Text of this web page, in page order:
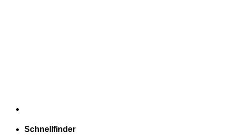
Schnellfinder